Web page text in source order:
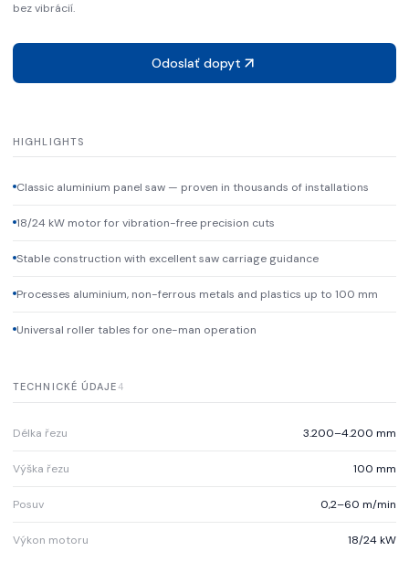
bez vibrácií.
Odoslať dopyt
HIGHLIGHTS
Classic aluminium panel saw — proven in thousands of installations
18/24 kW motor for vibration-free precision cuts
Stable construction with excellent saw carriage guidance
Processes aluminium, non-ferrous metals and plastics up to 100 mm
Universal roller tables for one-man operation
TECHNICKÉ ÚDAJE4
Délka řezu 3.200–4.200 mm
Výška řezu 100 mm
Posuv 0,2–60 m/min
Výkon motoru 18/24 kW